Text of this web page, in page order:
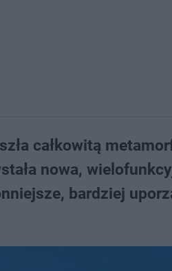
całkowitą
nowa,
bardziej